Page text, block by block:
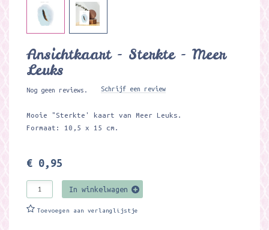
Ansichtkaart - Sterkte - Meer
Leuks
Nog geen reviews. Schrijf een review
Mooie "Sterkte' kaart van Meer Leuks.
Formaat: 10,5 x 15 cm.
€ 0,95
In winkelwagen
Toevoegen aan verlanglijstje